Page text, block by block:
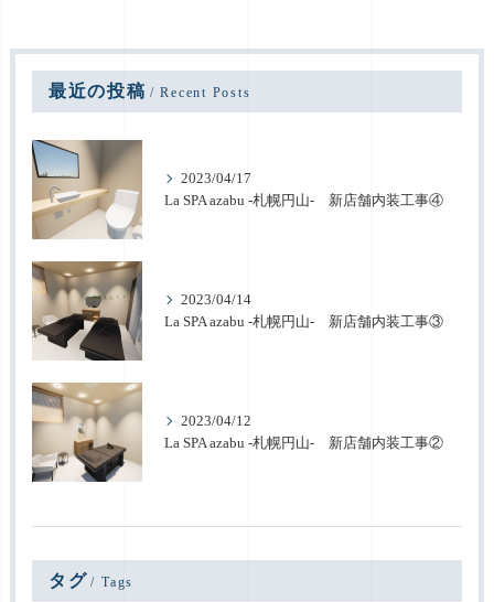
最近の投稿 Recent Posts
2023/04/17
La SPA azabu -札幌円山- 新店舗内装工事④
2023/04/14
La SPA azabu -札幌円山- 新店舗内装工事③
2023/04/12
La SPA azabu -札幌円山- 新店舗内装工事②
タグ Tags